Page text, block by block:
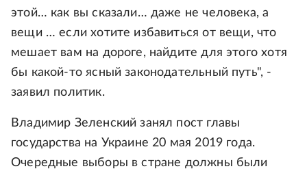
этой… как вы сказали… даже не человека, а
вещи … если хотите избавиться от вещи, что
мешает вам на дороге, найдите для этого хотя
бы какой-то ясный законодательный путь", -
заявил политик.
Владимир Зеленский занял пост главы
государства на Украине 20 мая 2019 года.
Очередные выборы в стране должны были